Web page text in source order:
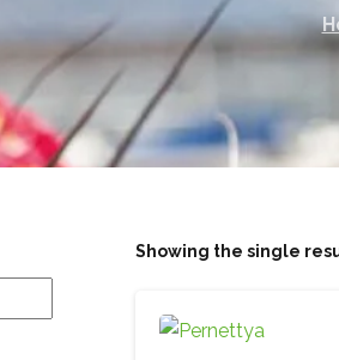
Showing the single